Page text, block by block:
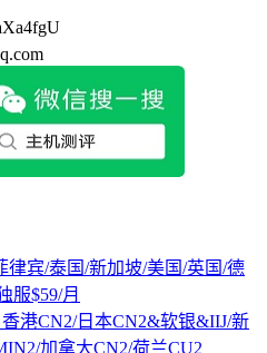
律宾/泰国/新加坡/美国/英国/德
服$59/月
香港CN2/日本CN2&软银&IIJ/新
加拿大CN2/荷兰CU2